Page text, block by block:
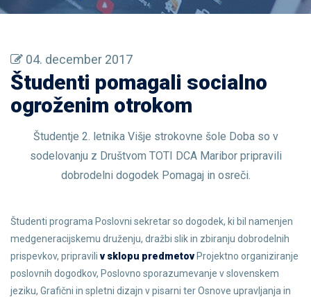
04. december 2017
Študenti pomagali socialno
ogroženim otrokom
Študentje 2. letnika Višje strokovne šole Doba so v
sodelovanju z Društvom TOTI DCA Maribor pripravili
dobrodelni dogodek Pomagaj in osreči.
Študenti programa Poslovni sekretar so dogodek, ki bil namenjen
medgeneracijskemu druženju, dražbi slik in zbiranju dobrodelnih
prispevkov, pripraviliv sklopu predmetovProjektno organiziranje
poslovnih dogodkov, Poslovno sporazumevanje v slovenskem
jeziku, Grafični in spletni dizajn v pisarni ter Osnove upravljanja in